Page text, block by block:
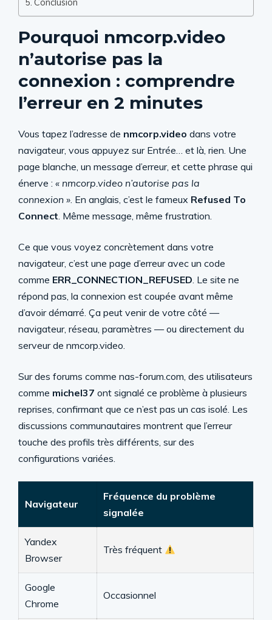
Pourquoi nmcorp.video
n’autorise pas la
connexion : comprendre
l’erreur en 2 minutes
Vous tapez l’adresse de nmcorp.video dans votre
navigateur, vous appuyez sur Entrée… et là, rien. Une
page blanche, un message d’erreur, et cette phrase qui
énerve : « nmcorp.video n’autorise pas la
connexion ». En anglais, c’est le fameux Refused To
Connect. Même message, même frustration.
Ce que vous voyez concrètement dans votre
navigateur, c’est une page d’erreur avec un code
comme ERR_CONNECTION_REFUSED. Le site ne
répond pas, la connexion est coupée avant même
d’avoir démarré. Ça peut venir de votre côté —
navigateur, réseau, paramètres — ou directement du
serveur de nmcorp.video.
Sur des forums comme nas-forum.com, des utilisateurs
comme michel37 ont signalé ce problème à plusieurs
reprises, confirmant que ce n’est pas un cas isolé. Les
discussions communautaires montrent que l’erreur
touche des profils très différents, sur des
configurations variées.
Navigateur
Fréquence du problème
signalée
Yandex
Browser
Très fréquent
Google
Chrome
Occasionnel